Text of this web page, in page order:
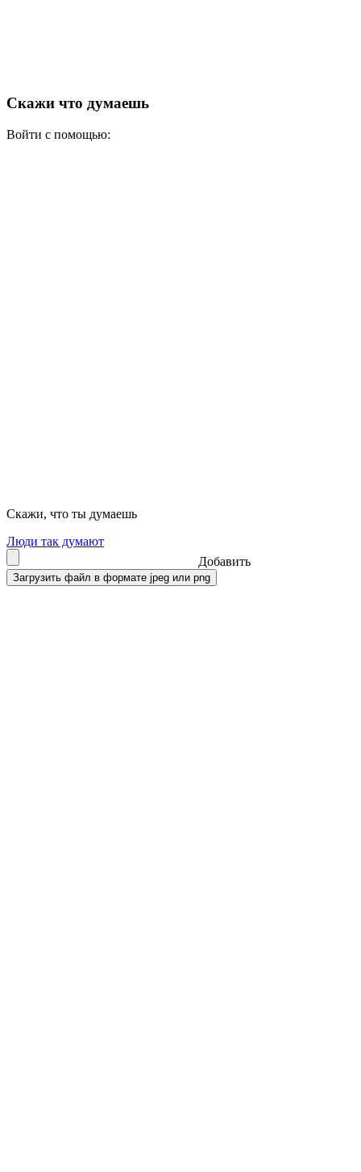
Скажи что думаешь
Войти с помощью:
Скажи, что ты думаешь
Люди так думают
Добавить